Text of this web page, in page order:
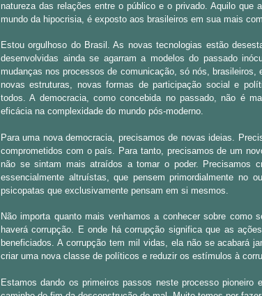
natureza das relações entre o público e o privado. Aquilo que
mundo da hipocrisia, é exposto aos brasileiros em sua mais
Estou orgulhoso do Brasil. As novas tecnologias estão
desenvolvidas ainda se agarram a modelos do passado
mudanças nos processos de comunicação, só nós,
novas estruturas, novas formas de participação social e
todos. A democracia, como concebida no passado, não é
eficácia na complexidade do mundo pós-moderno.
Para uma nova democracia, precisamos de novas ideias.
comprometidos com o país. Para tanto, precisamos de um
não se sintam mais atraídos a tomar o poder. Precisamos
essencialmente altruístas, que pensem primordialmente
psicopatas que exclusivamente pensam em si mesmos.
Não importa quanto mais venhamos a conhecer sobre como
haverá corrupção. E onde há corrupção significa que as
beneficiados. A corrupção tem mil vidas, ela não se acabará
criar uma nova classe de políticos e reduzir os estímulos à
Estamos dando os primeiros passos neste processo